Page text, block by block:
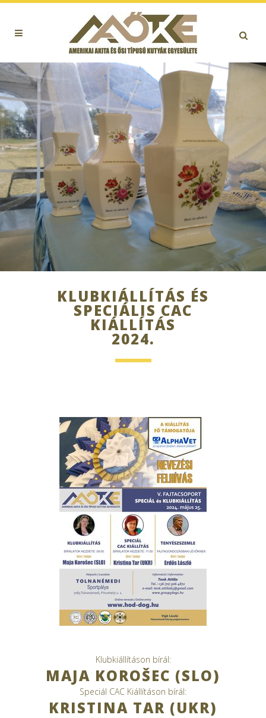
KLUBKIÁLLÍTÁS ÉS
SPECIÁLIS CAC
KIÁLLÍTÁS
2024.
Klubkiállításon bírál:
MAJA KOROŠEC (SLO)
Speciál CAC Kiállításon bírál:
KRISTINA TAR (UKR)